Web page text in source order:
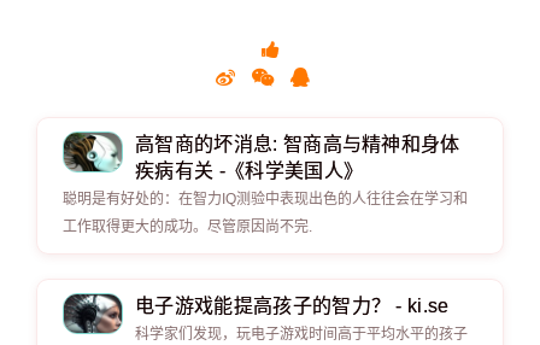
高智商的坏消息: 智商高与精神和身体
疾病有关 -《科学美国人》
聪明是有好处的：在智力IQ测验中表现出色的人往往会在学习和
工作取得更大的成功。尽管原因尚不完.
电子游戏能提高孩子的智力？ - ki.se
科学家们发现，玩电子游戏时间高于平均水平的孩子